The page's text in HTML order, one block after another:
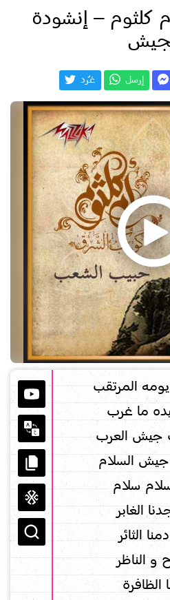
كلثوم – إنشودة
إرسل غـّرد
المرتقب
ما غرب
العرب
السلام
سلام
الغابر
الثائر
و الناظر
الظافرة